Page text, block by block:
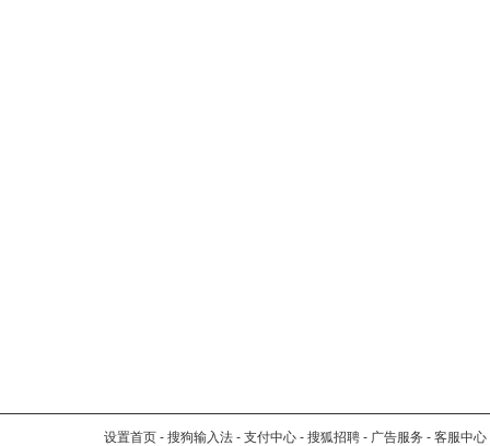
设置首页 - 搜狗输入法 - 支付中心 - 搜狐招聘 - 广告服务 - 客服中心